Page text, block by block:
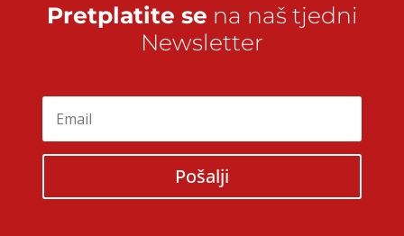
Pretplatite se na naš tjedni
Newsletter
Pošalji